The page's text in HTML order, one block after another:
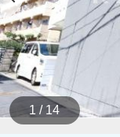
1 / 14